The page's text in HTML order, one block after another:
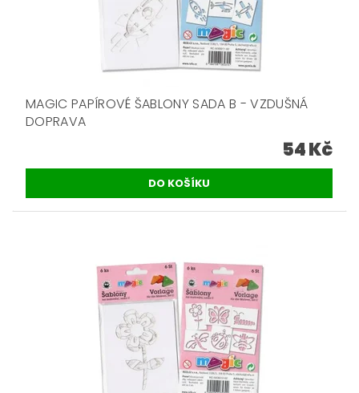
MAGIC PAPÍROVÉ ŠABLONY SADA B - VZDUŠNÁ
DOPRAVA
54 Kč